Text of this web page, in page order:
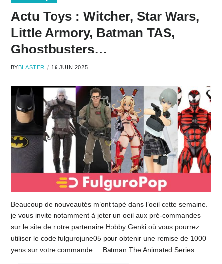
Actu Toys : Witcher, Star Wars,
Little Armory, Batman TAS,
Ghostbusters…
BY BLASTER 16 JUIN 2025
Beaucoup de nouveautés m’ont tapé dans l’oeil cette semaine.
je vous invite notamment à jeter un oeil aux pré-commandes
sur le site de notre partenaire Hobby Genki où vous pourrez
utiliser le code fulgurojune05 pour obtenir une remise de 1000
yens sur votre commande.. Batman The Animated Series…